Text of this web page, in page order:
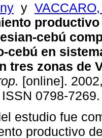
y
cebú
cebú en
tres zonas de
[online].
0798-7269.
estudio fue
productivo